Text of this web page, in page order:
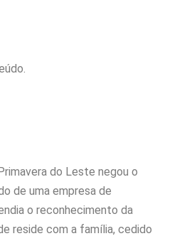
do Leste negou o
de uma empresa de
o reconhecimento da
reside com a família, cedido